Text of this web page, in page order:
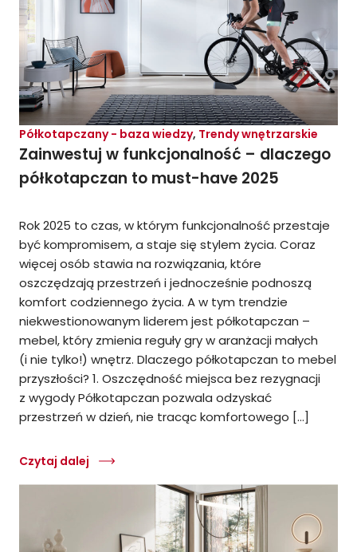
Półkotapczany - baza wiedzy, Trendy wnętrzarskie
Zainwestuj w funkcjonalność – dlaczego
półkotapczan to must-have 2025
Rok 2025 to czas, w którym funkcjonalność przestaje
być kompromisem, a staje się stylem życia. Coraz
więcej osób stawia na rozwiązania, które
oszczędzają przestrzeń i jednocześnie podnoszą
komfort codziennego życia. A w tym trendzie
niekwestionowanym liderem jest półkotapczan –
mebel, który zmienia reguły gry w aranżacji małych
(i nie tylko!) wnętrz. Dlaczego półkotapczan to mebel
przyszłości? 1. Oszczędność miejsca bez rezygnacji
z wygody Półkotapczan pozwala odzyskać
przestrzeń w dzień, nie tracąc komfortowego […]
Czytaj dalej